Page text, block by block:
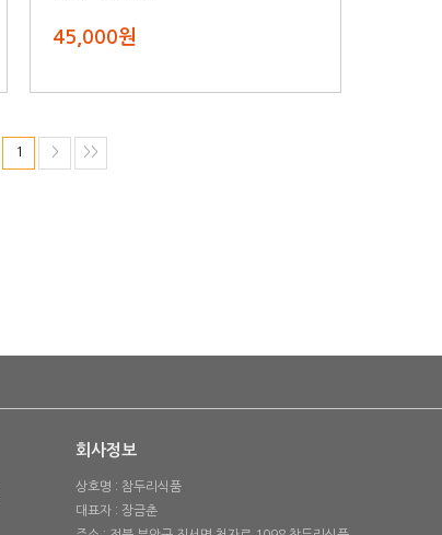
45,000원
1 > >>
회사정보
상호명 : 참두리식품
대표자 : 장금춘